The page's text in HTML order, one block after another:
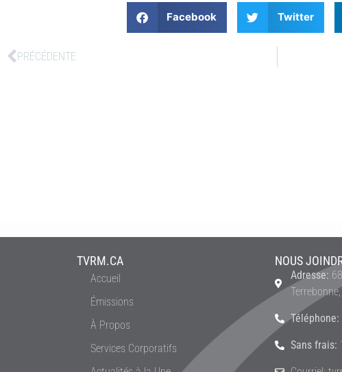
Facebook Twitter
PRÉCÉDENTE
TVRM.CA
Accueil
Émissions
À Propos
Services Corporatifs
NOUS
Adresse:
Téléphone:
Sans frais: